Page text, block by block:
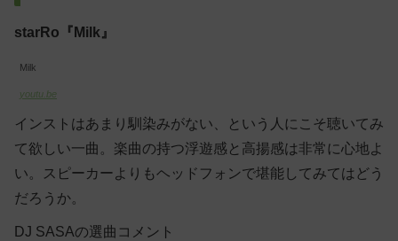
starRo『Milk』
Milk
youtu.be
インストはあまり馴染みがない、という人にこそ聴いてみ
て欲しい一曲。楽曲の持つ浮遊感と高揚感は非常に心地よ
い。スピーカーよりもヘッドフォンで堪能してみてはどう
だろうか。
DJ SASAの選曲コメント